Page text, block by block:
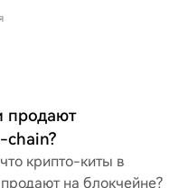
продают
chain?
крипто-киты в
на блокчейне?